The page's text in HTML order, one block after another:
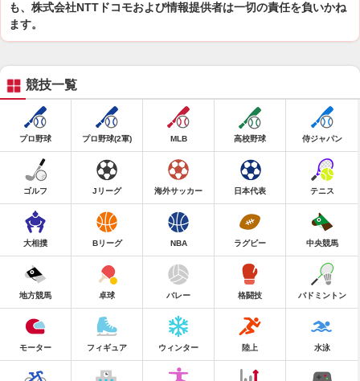
も、株式会社NTTドコモおよび情報提供者は一切の責任を負いかね
ます。
競技一覧
プロ野球 プロ野球(2軍) MLB 高校野球 侍ジャパン
ゴルフ Jリーグ 海外サッカー 日本代表 テニス
大相撲 Bリーグ NBA ラグビー 中央競馬
地方競馬 卓球 バレー 格闘技 バドミントン
モーター フィギュア ウィンター 陸上 水泳